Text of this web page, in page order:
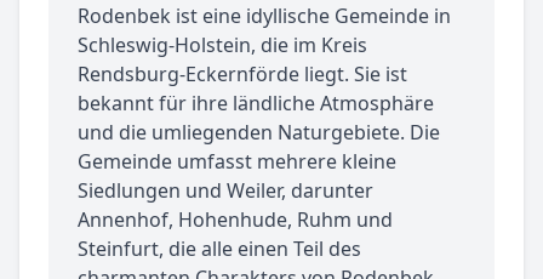
Rodenbek ist eine idyllische Gemeinde in
Schleswig-Holstein, die im Kreis
Rendsburg-Eckernförde liegt. Sie ist
bekannt für ihre ländliche Atmosphäre
und die umliegenden Naturgebiete. Die
Gemeinde umfasst mehrere kleine
Siedlungen und Weiler, darunter
Annenhof, Hohenhude, Ruhm und
Steinfurt, die alle einen Teil des